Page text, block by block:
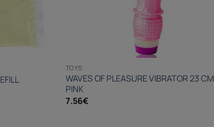
TOYS
WAVES OF PLEASURE VIBRATOR 23 CM
PINK
7.56€